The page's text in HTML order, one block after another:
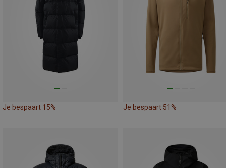
Je bespaart 15% Je bespaart 51%